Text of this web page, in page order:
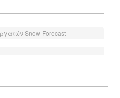
Snow-Forecast